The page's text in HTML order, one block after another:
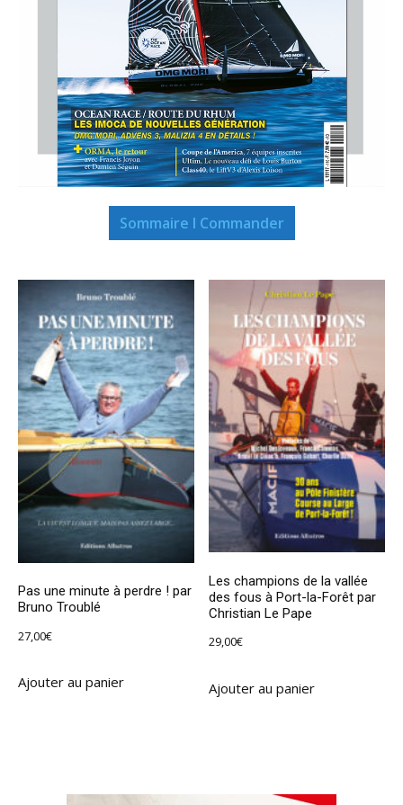
Sommaire I Commander
Pas une minute à perdre ! par
Bruno Troublé
27,00€
Ajouter au panier
Les champions de la vallée
des fous à Port-la-Forêt par
Christian Le Pape
29,00€
Ajouter au panier